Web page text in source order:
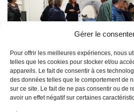
Gérer le
Pour offrir les meilleures expériences, nous
telles que les cookies pour stocker et/ou
appareils. Le fait de consentir à ces
des données telles que le comportement de
sur ce site. Le fait de ne pas consentir ou de
avoir un effet négatif sur certaines
Actualité précédente